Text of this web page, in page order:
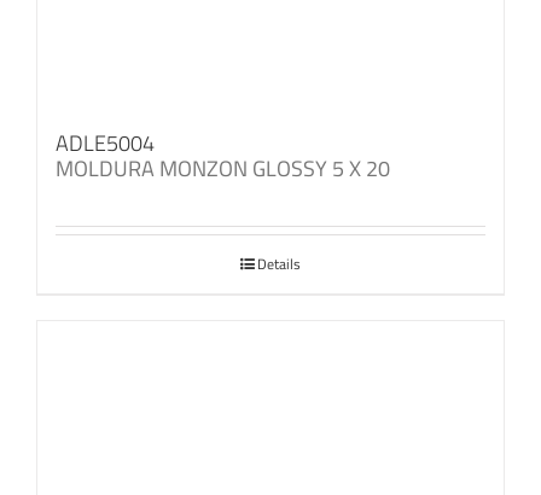
ADLE5004
MOLDURA MONZON GLOSSY 5 X 20
Details